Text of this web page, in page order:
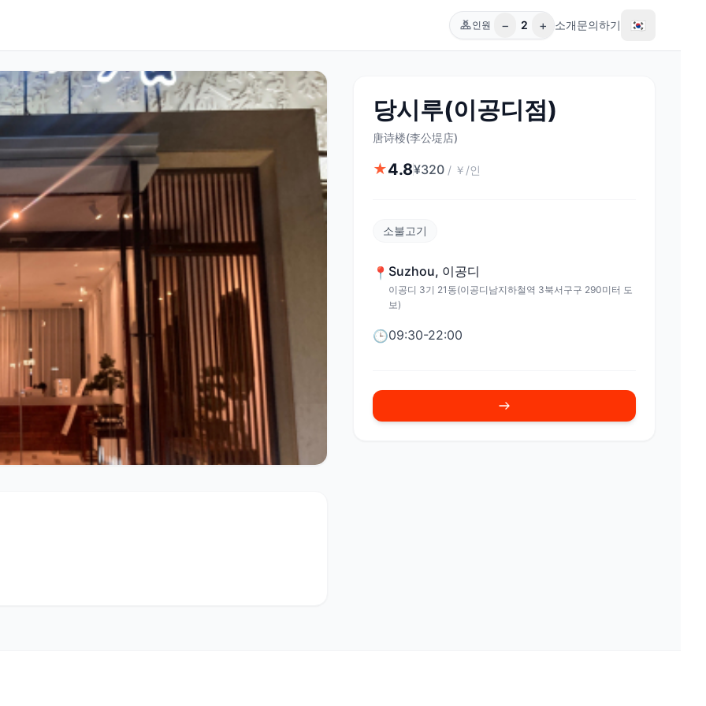
인원 − 2 + 소개문의하기 🇰🇷
당시루(이공디점)
唐诗楼(李公堤店)
★4.8¥320 / ￥/인
소불고기
📍 Suzhou, 이공디
이공디 3기 21동(이공디남지하철역 3북서구구 290미터 도
보)
🕒09:30-22:00